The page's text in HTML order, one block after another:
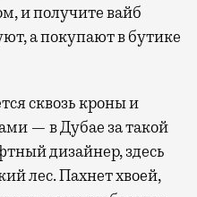
и получите вайб
а покупают в бутике
сквозь кроны и
— в Дубае за такой
дизайнер, здесь
лес. Пахнет хвоей,